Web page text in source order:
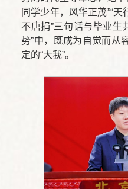
同学少年，风华正茂”“天
不唐捐”三句话与毕业生
势”中，既成为自觉而从
定的“大我”。